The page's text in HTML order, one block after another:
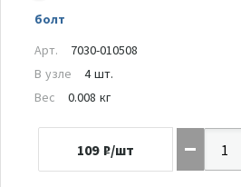
болт
Арт.
7030-010508
В узле
4 шт.
Вес
0.008 кг
109 ₽/шт